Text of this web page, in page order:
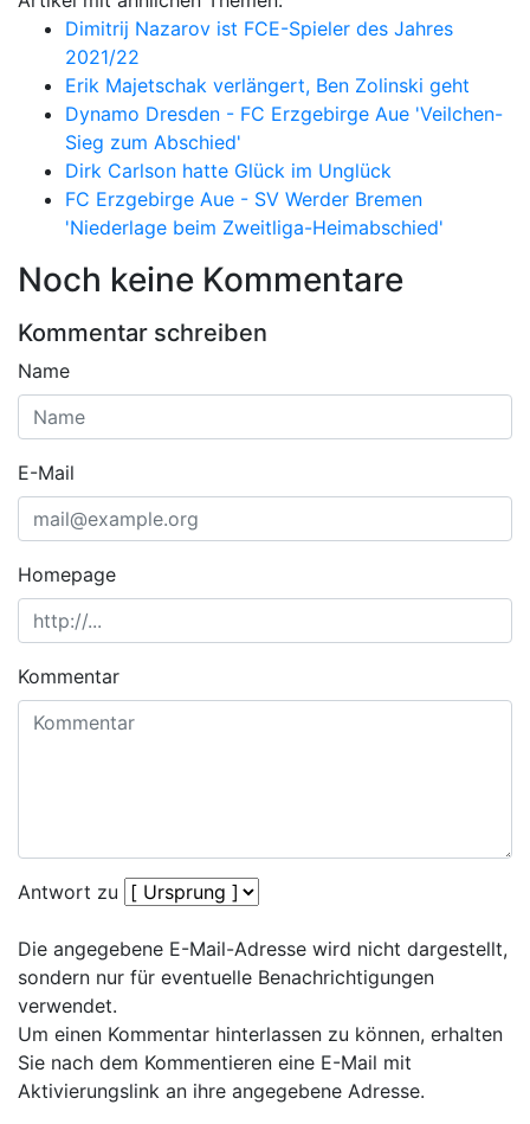
Dimitrij Nazarov ist FCE-Spieler des Jahres
2021/22
Erik Majetschak verlängert, Ben Zolinski geht
Dynamo Dresden - FC Erzgebirge Aue 'Veilchen-
Sieg zum Abschied'
Dirk Carlson hatte Glück im Unglück
FC Erzgebirge Aue - SV Werder Bremen
'Niederlage beim Zweitliga-Heimabschied'
Noch keine Kommentare
Kommentar schreiben
Name
E-Mail
Homepage
Kommentar
Antwort zu
Die angegebene E-Mail-Adresse wird nicht dargestellt,
sondern nur für eventuelle Benachrichtigungen
verwendet.
Um einen Kommentar hinterlassen zu können, erhalten
Sie nach dem Kommentieren eine E-Mail mit
Aktivierungslink an ihre angegebene Adresse.